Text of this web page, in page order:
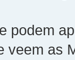
podem
veem as